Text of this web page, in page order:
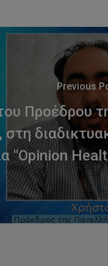
Previous
Προέδρου
"Opinion